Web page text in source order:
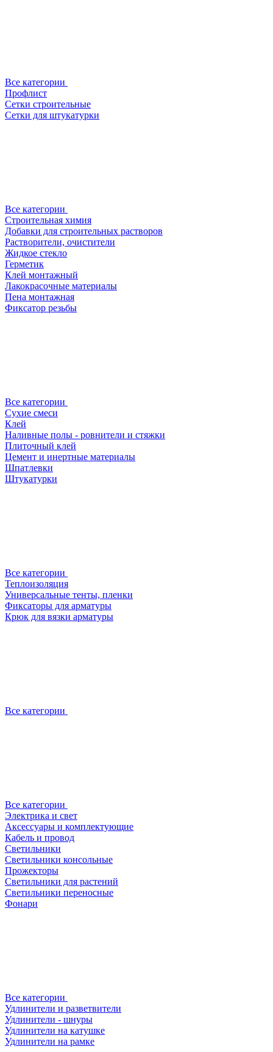
Все категории
Профлист
Сетки строительные
Сетки для штукатурки
Все категории
Строительная химия
Добавки для строительных растворов
Растворители, очистители
Жидкое стекло
Герметик
Клей монтажный
Лакокрасочные материалы
Пена монтажная
Фиксатор резьбы
Все категории
Сухие смеси
Клей
Наливные полы - ровнители и стяжки
Плиточный клей
Цемент и инертные материалы
Шпатлевки
Штукатурки
Все категории
Теплоизоляция
Универсальные тенты, пленки
Фиксаторы для арматуры
Крюк для вязки арматуры
Все категории
Все категории
Электрика и свет
Аксессуары и комплектующие
Кабель и провод
Светильники
Светильники консольные
Прожекторы
Светильники для растений
Светильники переносные
Фонари
Все категории
Удлинители и разветвители
Удлинители - шнуры
Удлинители на катушке
Удлинители на рамке